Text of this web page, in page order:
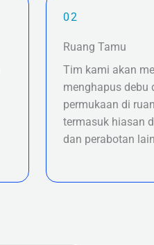
02
Ruang Tamu
Tim kami akan
menghapus debu
permukaan di
termasuk hiasan
dan perabotan